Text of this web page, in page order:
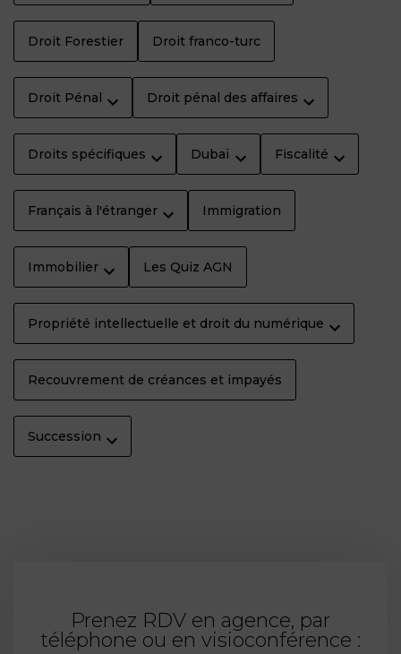
Droit Forestier Droit franco-turc
Droit Pénal Droit pénal des affaires
Droits spécifiques Dubaï Fiscalité
Français à l'étranger Immigration
Immobilier Les Quiz AGN
Propriété intellectuelle et droit du numérique
Recouvrement de créances et impayés
Succession
Prenez RDV en agence, par
téléphone ou en visioconférence :